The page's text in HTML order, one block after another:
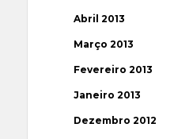
Abril 2013
Março 2013
Fevereiro 2013
Janeiro 2013
Dezembro 2012